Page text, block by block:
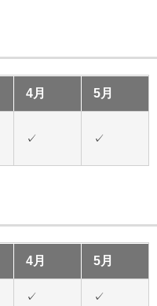
4月 5月
✓ ✓
4月 5月
✓ ✓